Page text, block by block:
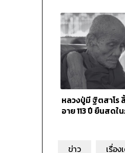
หลวงปู่มี ฐิตสาโร
อายุ 113 ปี ยืนสุดใ
ข่าว เรื่อง